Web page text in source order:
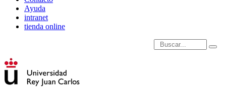
Ayuda
intranet
tienda online
Introduce términos de